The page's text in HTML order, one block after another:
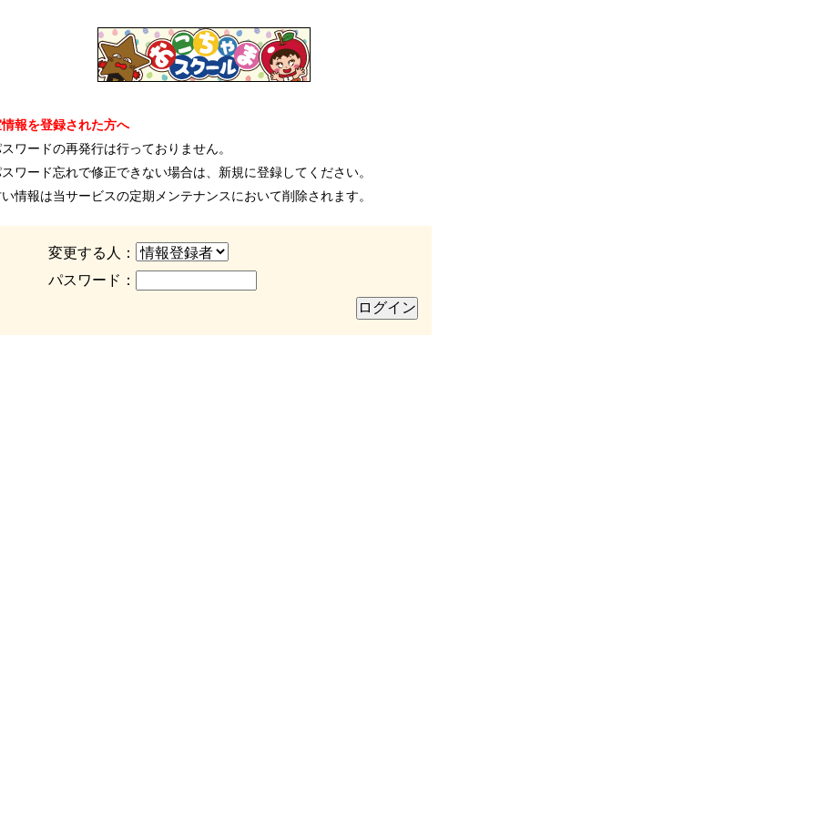
報を登録された方へ
スワードの再発行は行っておりません。
スワード忘れで修正できない場合は、新規に登録してください。
い情報は当サービスの定期メンテナンスにおいて削除されます。
変更する人：
パスワード：